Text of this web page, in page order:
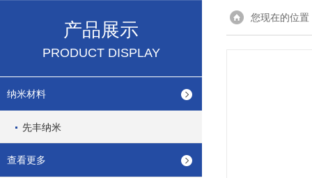
产品展示
PRODUCT DISPLAY
纳米材料
先丰纳米
查看更多
您现在的位置